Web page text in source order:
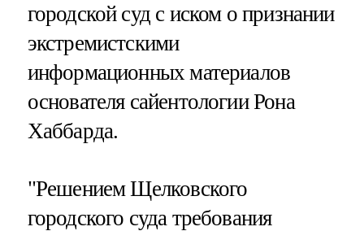
городской суд с иском о признании
экстремистскими
информационных материалов
основателя сайентологии Рона
Хаббарда.
"Решением Щелковского
городского суда требования